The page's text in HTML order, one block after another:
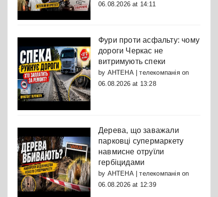
06.08.2026 at 14:11
Фури проти асфальту: чому
дороги Черкас не
витримують спеки
by АНТЕНА | телекомпаніяon
06.08.2026 at 13:28
Дерева, що заважали
парковці супермаркету
навмисне отруїли
гербіцидами
by АНТЕНА | телекомпаніяon
06.08.2026 at 12:39